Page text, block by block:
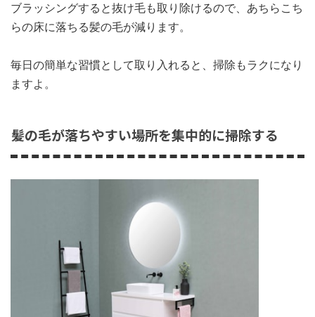
ブラッシングすると抜け毛も取り除けるので、あちらこち
らの床に落ちる髪の毛が減ります。
毎日の簡単な習慣として取り入れると、掃除もラクになり
ますよ。
髪の毛が落ちやすい場所を集中的に掃除する